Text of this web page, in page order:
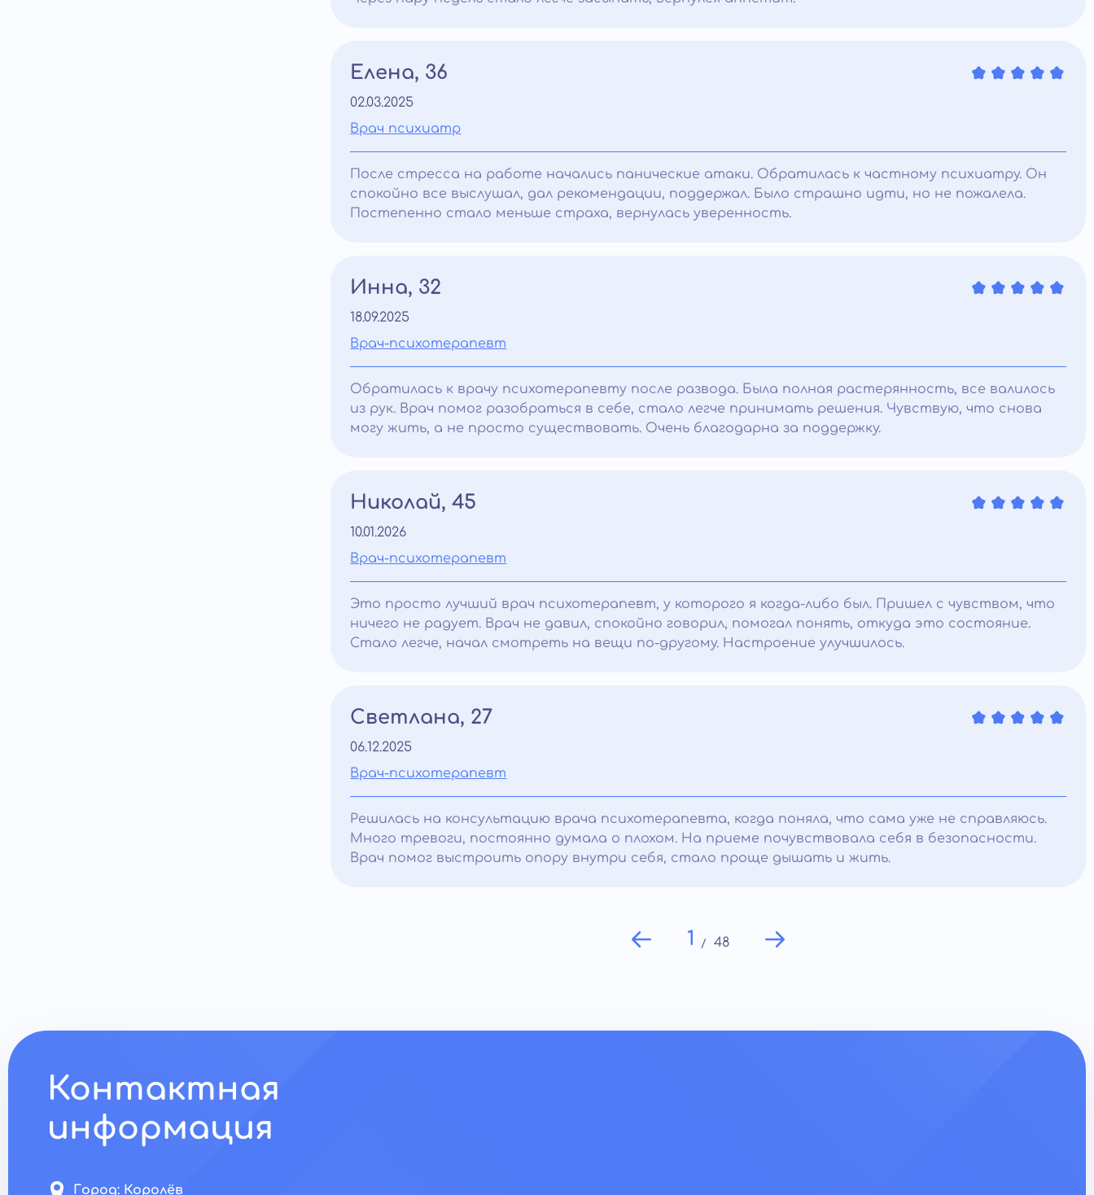
Елена, 36
02.03.2025
Врач психиатр
После стресса на работе начались панические атаки. Обратилась к частному психиатру. Он
спокойно все выслушал, дал рекомендации, поддержал. Было страшно идти, но не пожалела.
Постепенно стало меньше страха, вернулась уверенность.
Инна, 32
18.09.2025
Врач-психотерапевт
Обратилась к врачу психотерапевту после развода. Была полная растерянность, все валилось
из рук. Врач помог разобраться в себе, стало легче принимать решения. Чувствую, что снова
могу жить, а не просто существовать. Очень благодарна за поддержку.
Николай, 45
10.01.2026
Врач-психотерапевт
Это просто лучший врач психотерапевт, у которого я когда-либо был. Пришел с чувством, что
ничего не радует. Врач не давил, спокойно говорил, помогал понять, откуда это состояние.
Стало легче, начал смотреть на вещи по-другому. Настроение улучшилось.
Светлана, 27
06.12.2025
Врач-психотерапевт
Решилась на консультацию врача психотерапевта, когда поняла, что сама уже не справляюсь.
Много тревоги, постоянно думала о плохом. На приеме почувствовала себя в безопасности.
Врач помог выстроить опору внутри себя, стало проще дышать и жить.
1 48
Контактная
информация
Город: Королёв